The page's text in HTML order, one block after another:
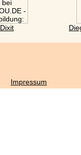
Dixit
Impressum